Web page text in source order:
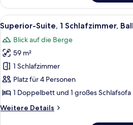
Suite,
Schlafzimmer
(Spa)
Alle
Fotos
für
Superior-
Suite,
1
Schlafzimmer,
(Inland
Ein
7
Superior-Suite, 1 Schlafzimmer,
Blick auf die Berge
59 m²
1 Schlafzimmer
Platz für 4 Personen
1 Doppelbett und 1 großes Schlafsofa
Weitere Details
Weitere